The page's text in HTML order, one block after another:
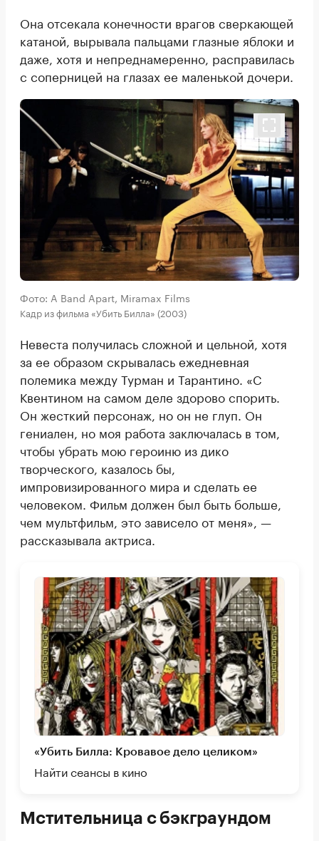
Она отсекала конечности врагов сверкающей
катаной, вырывала пальцами глазные яблоки и
даже, хотя и непреднамеренно, расправилась
с соперницей на глазах ее маленькой дочери.
Фото: A Band Apart, Miramax Films
Кадр из фильма «Убить Билла» (2003)
Невеста получилась сложной и цельной, хотя
за ее образом скрывалась ежедневная
полемика между Турман и Тарантино. «С
Квентином на самом деле здорово спорить.
Он жесткий персонаж, но он не глуп. Он
гениален, но моя работа заключалась в том,
чтобы убрать мою героиню из дико
творческого, казалось бы,
импровизированного мира и сделать ее
человеком. Фильм должен был быть больше,
чем мультфильм, это зависело от меня», —
рассказывала актриса.
«Убить Билла: Кровавое дело целиком»
Найти сеансы в кино
Мстительница с бэкграундом